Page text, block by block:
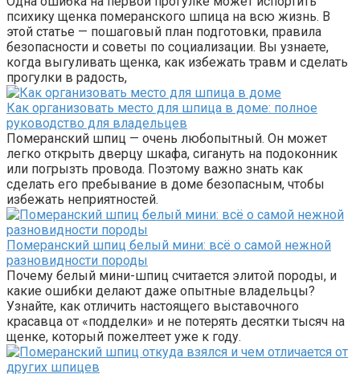
психику щенка померанского шпица на всю жизнь. В
этой статье — пошаговый план подготовки, правила
безопасности и советы по социализации. Вы узнаете,
когда выгуливать щенка, как избежать травм и сделать
прогулки в радость,
Как организовать место для шпица в доме: полное
руководство для владельцев
Померанский шпиц — очень любопытный. Он может
легко открыть дверцу шкафа, сигануть на подоконник
или погрызть провода. Поэтому важно знать как
сделать его пребывание в доме безопасным, чтобы
избежать неприятностей.
Померанский шпиц белый мини: всё о самой нежной
разновидности породы
Почему белый мини-шпиц считается элитой породы, и
какие ошибки делают даже опытные владельцы?
Узнайте, как отличить настоящего выставочного
красавца от «подделки» и не потерять десятки тысяч на
щенке, который пожелтеет уже к году.